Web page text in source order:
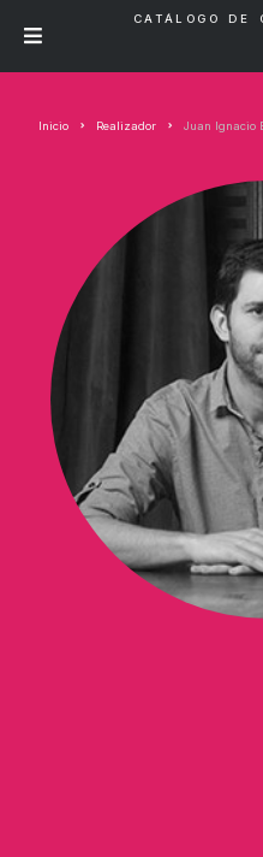
CATÁLOGO DE
Inicio Realizador Juan Ignacio